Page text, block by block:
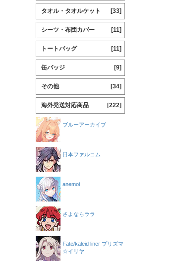
タオル・タオルケット [33]
シーツ・布団カバー [11]
トートバッグ [11]
缶バッジ [9]
その他 [34]
海外発送対応商品 [222]
ブルーアーカイブ
日本ファルコム
anemoi
さよならララ
Fate/kaleid liner プリズマ
☆イリヤ